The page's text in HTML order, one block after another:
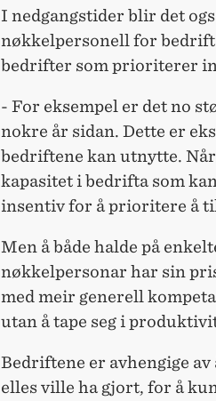
I nedgangstider blir det
nøkkelpersonell for
bedrifter som prioriterer
- For eksempel er det no
nokre år sidan. Dette er
bedriftene kan utnytte.
kapasitet i bedrifta som
insentiv for å prioritere å
Men å både halde på
nøkkelpersonar har sin
med meir generell
utan å tape seg i
Bedriftene er avhengige av
elles ville ha gjort, for å